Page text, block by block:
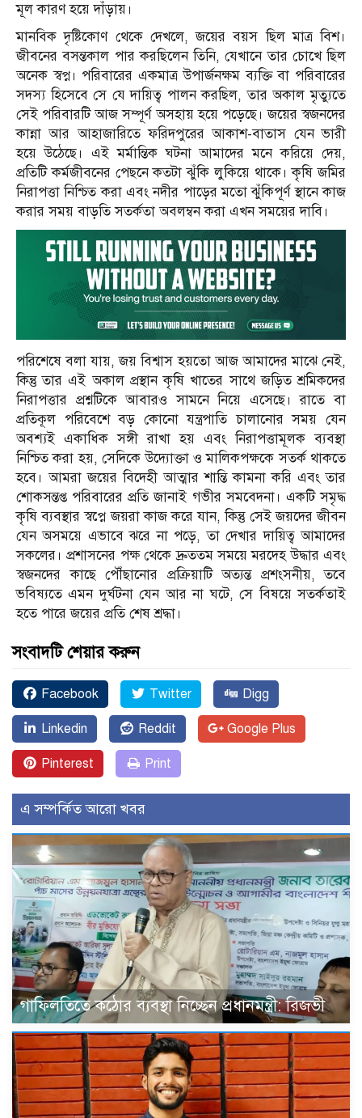
মূল কারণ হয়ে দাঁড়ায়।
মানবিক দৃষ্টিকোণ থেকে দেখলে, জয়ের বয়স ছিল মাত্র বিশ।
জীবনের বসন্তকাল পার করছিলেন তিনি, যেখানে তার চোখে ছিল
অনেক স্বপ্ন। পরিবারের একমাত্র উপার্জনক্ষম ব্যক্তি বা পরিবারের
সদস্য হিসেবে সে যে দায়িত্ব পালন করছিল, তার অকাল মৃত্যুতে
সেই পরিবারটি আজ সম্পূর্ণ অসহায় হয়ে পড়েছে। জয়ের স্বজনদের
কান্না আর আহাজারিতে ফরিদপুরের আকাশ-বাতাস যেন ভারী
হয়ে উঠেছে। এই মর্মান্তিক ঘটনা আমাদের মনে করিয়ে দেয়,
প্রতিটি কর্মজীবনের পেছনে কতটা ঝুঁকি লুকিয়ে থাকে। কৃষি জমির
নিরাপত্তা নিশ্চিত করা এবং নদীর পাড়ের মতো ঝুঁকিপূর্ণ স্থানে কাজ
করার সময় বাড়তি সতর্কতা অবলম্বন করা এখন সময়ের দাবি।
পরিশেষে বলা যায়, জয় বিশ্বাস হয়তো আজ আমাদের মাঝে নেই,
কিন্তু তার এই অকাল প্রস্থান কৃষি খাতের সাথে জড়িত শ্রমিকদের
নিরাপত্তার প্রশ্নটিকে আবারও সামনে নিয়ে এসেছে। রাতে বা
প্রতিকূল পরিবেশে বড় কোনো যন্ত্রপাতি চালানোর সময় যেন
অবশ্যই একাধিক সঙ্গী রাখা হয় এবং নিরাপত্তামূলক ব্যবস্থা
নিশ্চিত করা হয়, সেদিকে উদ্যোক্তা ও মালিকপক্ষকে সতর্ক থাকতে
হবে। আমরা জয়ের বিদেহী আত্মার শান্তি কামনা করি এবং তার
শোকসন্তপ্ত পরিবারের প্রতি জানাই গভীর সমবেদনা। একটি সমৃদ্ধ
কৃষি ব্যবস্থার স্বপ্নে জয়রা কাজ করে যান, কিন্তু সেই জয়দের জীবন
যেন অসময়ে এভাবে ঝরে না পড়ে, তা দেখার দায়িত্ব আমাদের
সকলের। প্রশাসনের পক্ষ থেকে দ্রুততম সময়ে মরদেহ উদ্ধার এবং
স্বজনদের কাছে পৌঁছানোর প্রক্রিয়াটি অত্যন্ত প্রশংসনীয়, তবে
ভবিষ্যতে এমন দুর্ঘটনা যেন আর না ঘটে, সে বিষয়ে সতর্কতাই
হতে পারে জয়ের প্রতি শেষ শ্রদ্ধা।
সংবাদটি শেয়ার করুন
Facebook Twitter Digg
Linkedin Reddit Google Plus
Pinterest Print
এ সম্পর্কিত আরো খবর
গাফিলতিতে কঠোর ব্যবস্থা নিচ্ছেন প্রধানমন্ত্রী: রিজভী